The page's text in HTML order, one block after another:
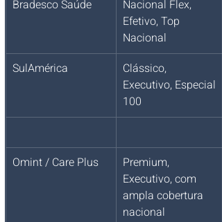
Bradesco Saúde
Nacional Flex,
Efetivo, Top
Nacional
SulAmérica
Clássico,
Executivo, Especial
100
Omint / Care Plus
Premium,
Executivo, com
ampla cobertura
nacional